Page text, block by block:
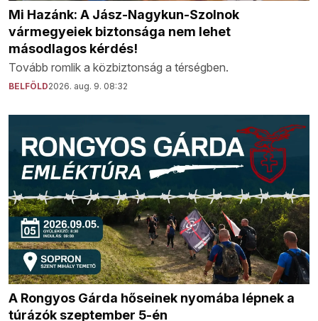
Mi Hazánk: A Jász-Nagykun-Szolnok
vármegyeiek biztonsága nem lehet
másodlagos kérdés!
Tovább romlik a közbiztonság a térségben.
BELFÖLD2026. aug. 9. 08:32
A Rongyos Gárda hőseinek nyomába lépnek a
túrázók szeptember 5-én